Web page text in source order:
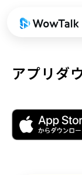
アプリダ